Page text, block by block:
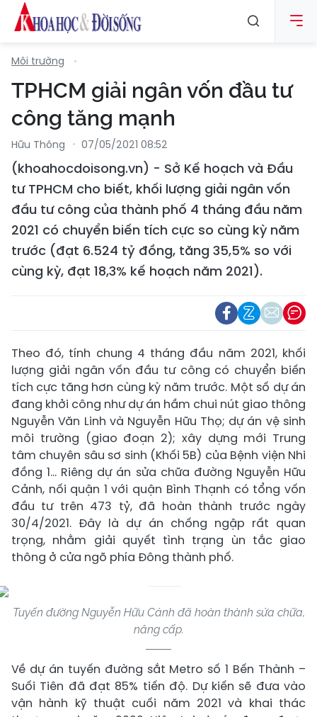
Môi trường
TPHCM giải ngân vốn đầu tư
công tăng mạnh
Hữu Thông 07/05/2021 08:52
(khoahocdoisong.vn) - Sở Kế hoạch và Đầu
tư TPHCM cho biết, khối lượng giải ngân vốn
đầu tư công của thành phố 4 tháng đầu năm
2021 có chuyển biến tích cực so cùng kỳ năm
trước (đạt 6.524 tỷ đồng, tăng 35,5% so với
cùng kỳ, đạt 18,3% kế hoạch năm 2021).
Theo đó, tính chung 4 tháng đầu năm 2021, khối
lượng giải ngân vốn đầu tư công có chuyển biến
tích cực tăng hơn cùng kỳ năm trước. Một số dự án
đang khởi công như dự án hầm chui nút giao thông
Nguyễn Văn Linh và Nguyễn Hữu Thọ; dự án vệ sinh
môi trường (giao đoạn 2); xây dựng mới Trung
tâm chuyên sâu sơ sinh (Khối 5B) của Bệnh viện Nhi
đồng 1… Riêng dự án sửa chữa đường Nguyễn Hữu
Cảnh, nối quận 1 với quận Bình Thạnh có tổng vốn
đầu tư trên 473 tỷ, đã hoàn thành trước ngày
30/4/2021. Đây là dự án chống ngập rất quan
trọng, nhằm giải quyết tình trạng ùn tắc giao
thông ở cửa ngõ phía Đông thành phố.
Tuyến đường Nguyễn Hữu Cảnh đã hoàn thành sửa chữa,
nâng cấp.
Về dự án tuyến đường sắt Metro số 1 Bến Thành –
Suối Tiên đã đạt 85% tiến độ. Dự kiến sẽ đưa vào
vận hành kỹ thuật cuối năm 2021 và khai thác